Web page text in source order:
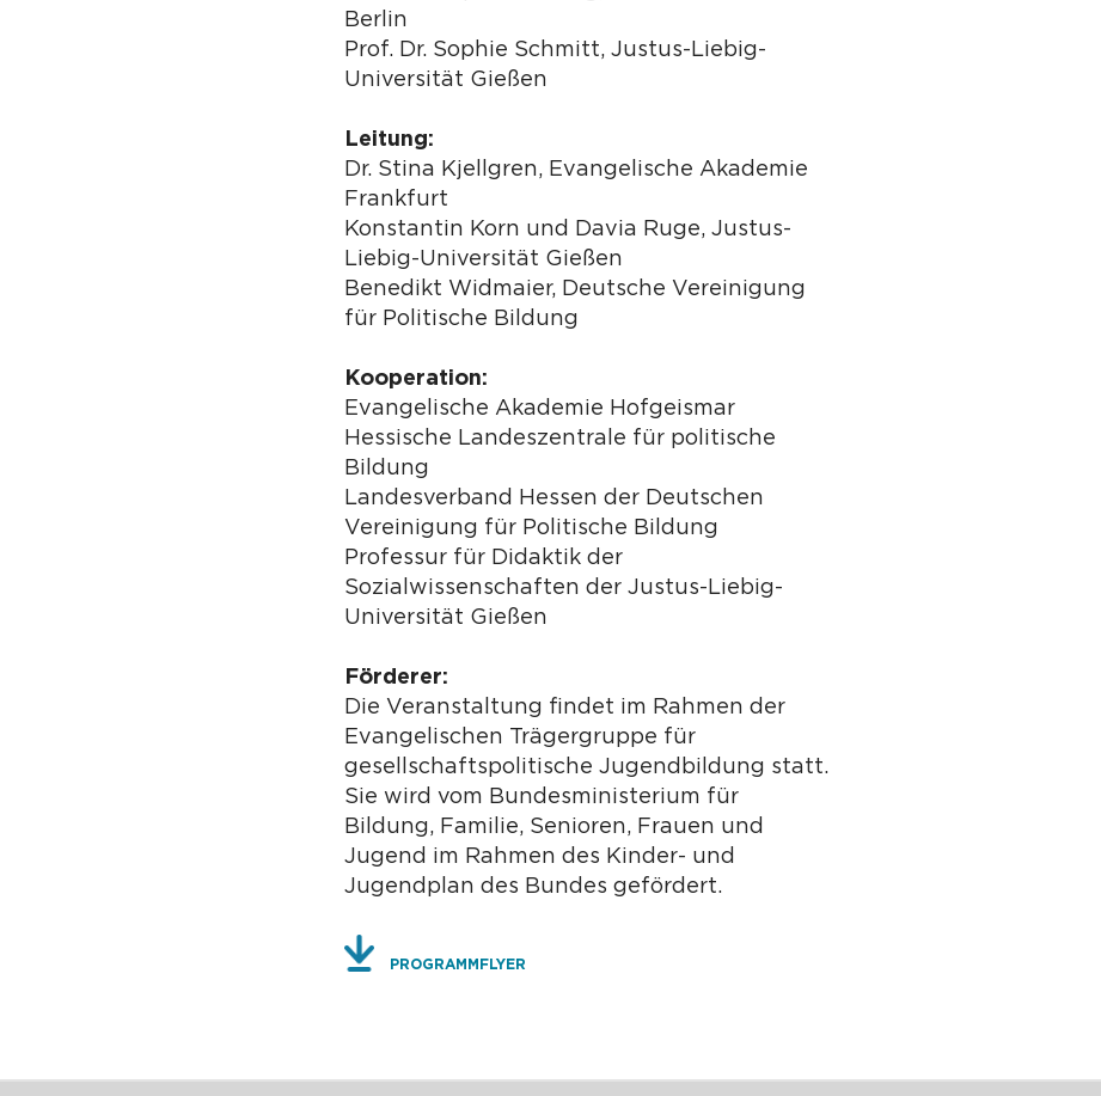
Berlin
Prof. Dr. Sophie Schmitt, Justus-Liebig-
Universität Gießen
Leitung:
Dr. Stina Kjellgren, Evangelische Akademie
Frankfurt
Konstantin Korn und Davia Ruge, Justus-
Liebig-Universität Gießen
Benedikt Widmaier, Deutsche Vereinigung
für Politische Bildung
Kooperation:
Evangelische Akademie Hofgeismar
Hessische Landeszentrale für politische
Bildung
Landesverband Hessen der Deutschen
Vereinigung für Politische Bildung
Professur für Didaktik der
Sozialwissenschaften der Justus-Liebig-
Universität Gießen
Förderer:
Die Veranstaltung findet im Rahmen der
Evangelischen Trägergruppe für
gesellschaftspolitische Jugendbildung statt.
Sie wird vom Bundesministerium für
Bildung, Familie, Senioren, Frauen und
Jugend im Rahmen des Kinder- und
Jugendplan des Bundes gefördert.
PROGRAMMFLYER